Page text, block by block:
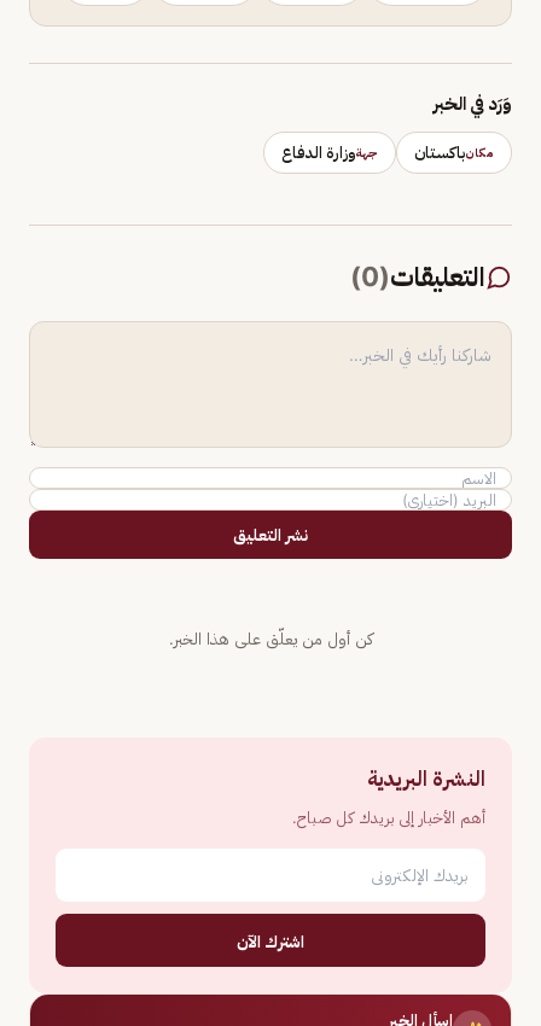
وَرَد في الخبر
مكانباكستان جهةوزارة الدفاع
التعليقات(
0
)
نشر التعليق
كن أول من يعلّق على هذا الخبر.
النشرة البريدية
أهم الأخبار إلى بريدك كل صباح.
اشترك الآن
اسأل الخبر